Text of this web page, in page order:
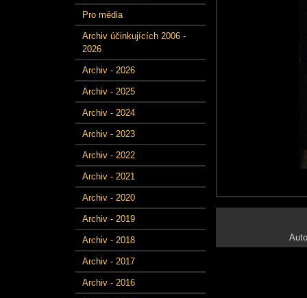
Pro média
Archiv účinkujících 2006 -
2026
Archiv - 2026
Archiv - 2025
Archiv - 2024
Archiv - 2023
Archiv - 2022
Archiv - 2021
Archiv - 2020
Archiv - 2019
Archiv - 2018
Archiv - 2017
Archiv - 2016